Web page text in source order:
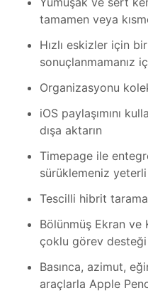
tamamen veya
Hızlı eskizler için
sonuçlanmamanız
Organizasyonu
iOS paylaşımını
dışa aktarın
Timepage ile
sürüklemeniz yeterli
Tescilli hibrit
Bölünmüş Ekran ve
çoklu görev desteği
Basınca, azimut,
araçlarla Apple